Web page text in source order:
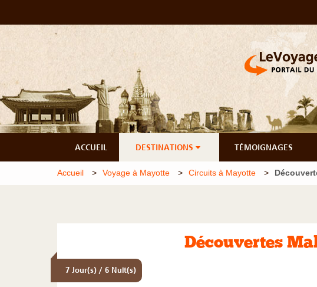
ACCUEIL DESTINATIONS TÉMOIGNAGES
Accueil Voyage à Mayotte Circuits à Mayotte
Découvertes
7 Jour(s) / 6 Nuit(s)